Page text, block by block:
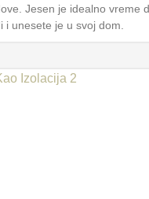
Jesen je idealno vreme
i unesete je u svoj dom.